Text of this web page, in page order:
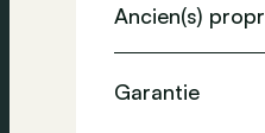
Ancien(s)
Garantie